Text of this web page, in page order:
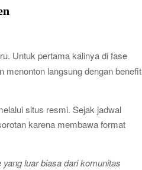
Untuk pertama kalinya di fase
menonton langsung dengan benefit
situs resmi. Sejak jadwal
karena membawa format
luar biasa dari komunitas